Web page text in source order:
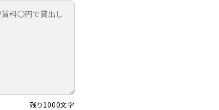
残り1000文字